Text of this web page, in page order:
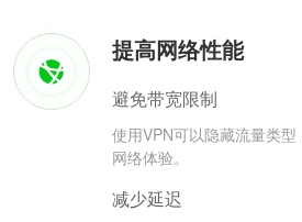
提高网络性能
避免带宽限制
使用VPN可以隐藏流量类
网络体验。
减少延迟